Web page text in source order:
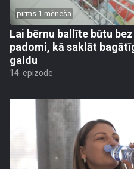
pirms 1 mēneša
Lai bērnu ballīte būtu
padomi, kā saklāt
galdu
14. epizode